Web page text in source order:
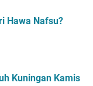
Hawa Nafsu?
Kuningan Kamis